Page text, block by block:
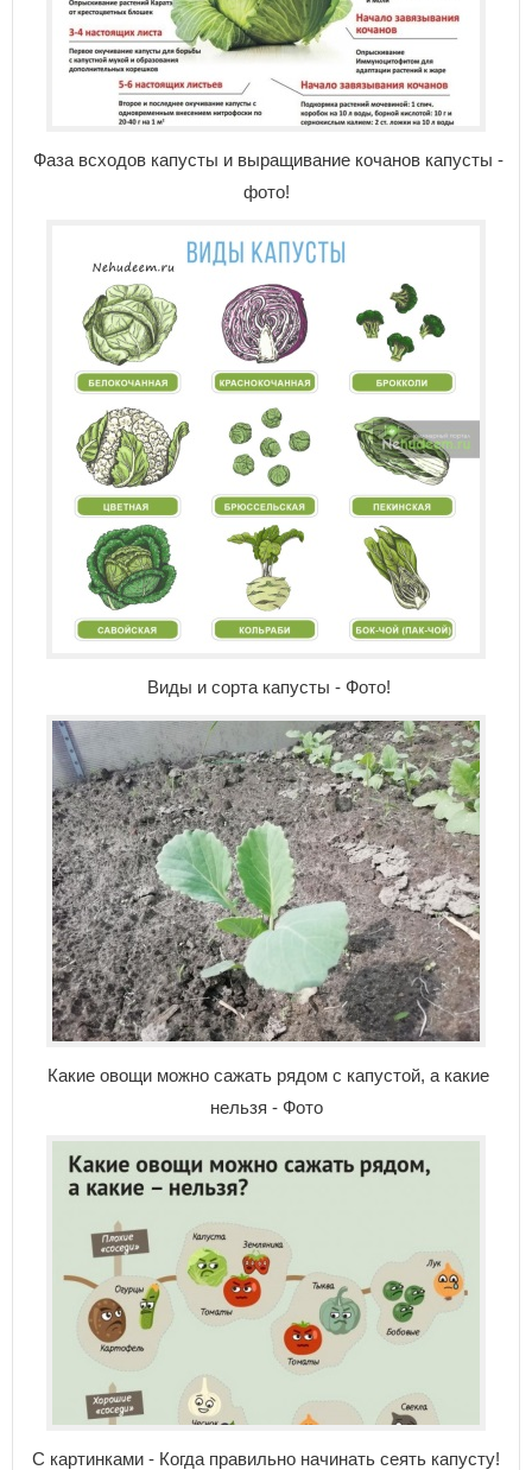
Фаза всходов капусты и выращивание кочанов капусты -
фото!
Виды и сорта капусты - Фото!
Какие овощи можно сажать рядом с капустой, а какие
нельзя - Фото
С картинками - Когда правильно начинать сеять капусту!